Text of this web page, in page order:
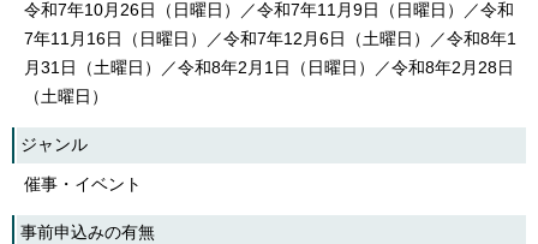
令和7年10月26日（日曜日）／令和7年11月9日（日曜日）／令和
7年11月16日（日曜日）／令和7年12月6日（土曜日）／令和8年1
月31日（土曜日）／令和8年2月1日（日曜日）／令和8年2月28日
（土曜日）
ジャンル
催事・イベント
事前申込みの有無